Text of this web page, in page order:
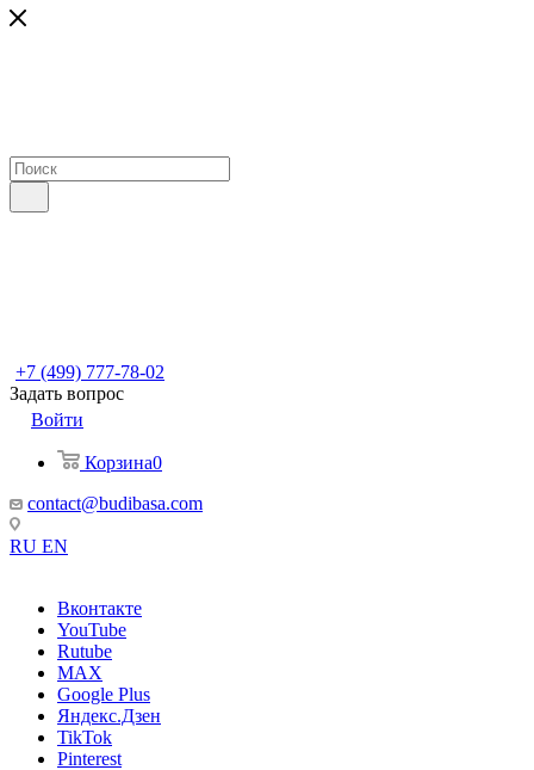
+7 (499) 777-78-02
Задать вопрос
Войти
Корзина0
contact@budibasa.com
RU EN
Вконтакте
YouTube
Rutube
MAX
Google Plus
Яндекс.Дзен
TikTok
Pinterest